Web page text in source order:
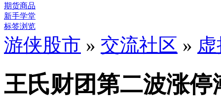
期货商品
新手学堂
标签浏览
游侠股市 » 交流社区 »
王氏财团第二波涨停